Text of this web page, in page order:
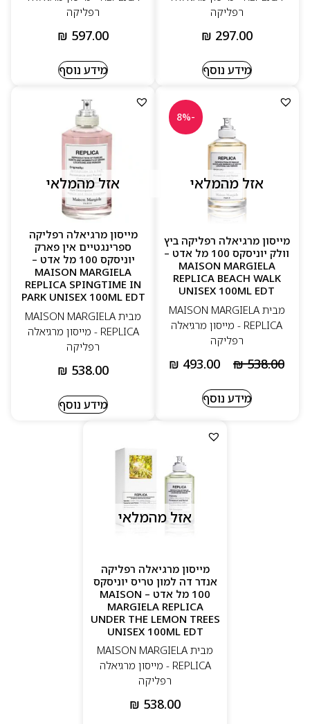
רפליקה
₪ 297.00
מידע נוסף
רפליקה
₪ 597.00
מידע נוסף
-8%
אזל מהמלאי
מייסון מרגיאלה רפליקה ביץ
וולק יוניסקס 100 מל אדט –
MAISON MARGIELA
REPLICA BEACH WALK
UNISEX 100ML EDT
מבית MAISON MARGIELA
REPLICA - מייסון מרגיאלה
רפליקה
₪538.00
₪ 493.00
מידע נוסף
אזל מהמלאי
מייסון מרגיאלה רפליקה
ספרינגטיים אין פארק
יוניסקס 100 מל אדט –
MAISON MARGIELA
REPLICA SPINGTIME IN
PARK UNISEX 100ML EDT
מבית MAISON MARGIELA
REPLICA - מייסון מרגיאלה
רפליקה
₪ 538.00
מידע נוסף
אזל מהמלאי
מייסון מרגיאלה רפליקה
אנדר דה למון טריס יוניסקס
100 מל אדט – MAISON
MARGIELA REPLICA
UNDER THE LEMON TREES
UNISEX 100ML EDT
מבית MAISON MARGIELA
REPLICA - מייסון מרגיאלה
רפליקה
₪ 538.00